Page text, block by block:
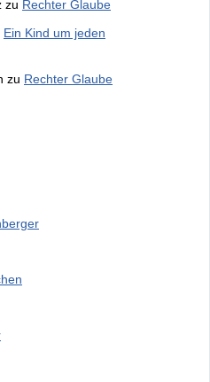
zu Rechter Glaube
Ein Kind um jeden
zu Rechter Glaube